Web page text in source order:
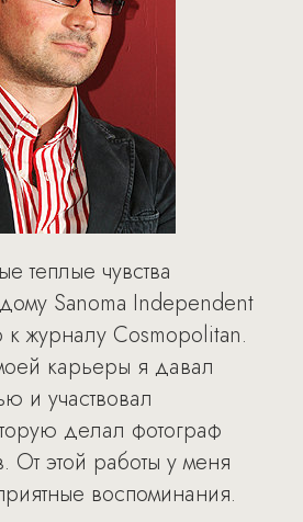
теплые чувства
Sanoma Independent
журналу Cosmopolitan.
карьеры я давал
и участвовал
делал фотограф
этой работы у меня
воспоминания.